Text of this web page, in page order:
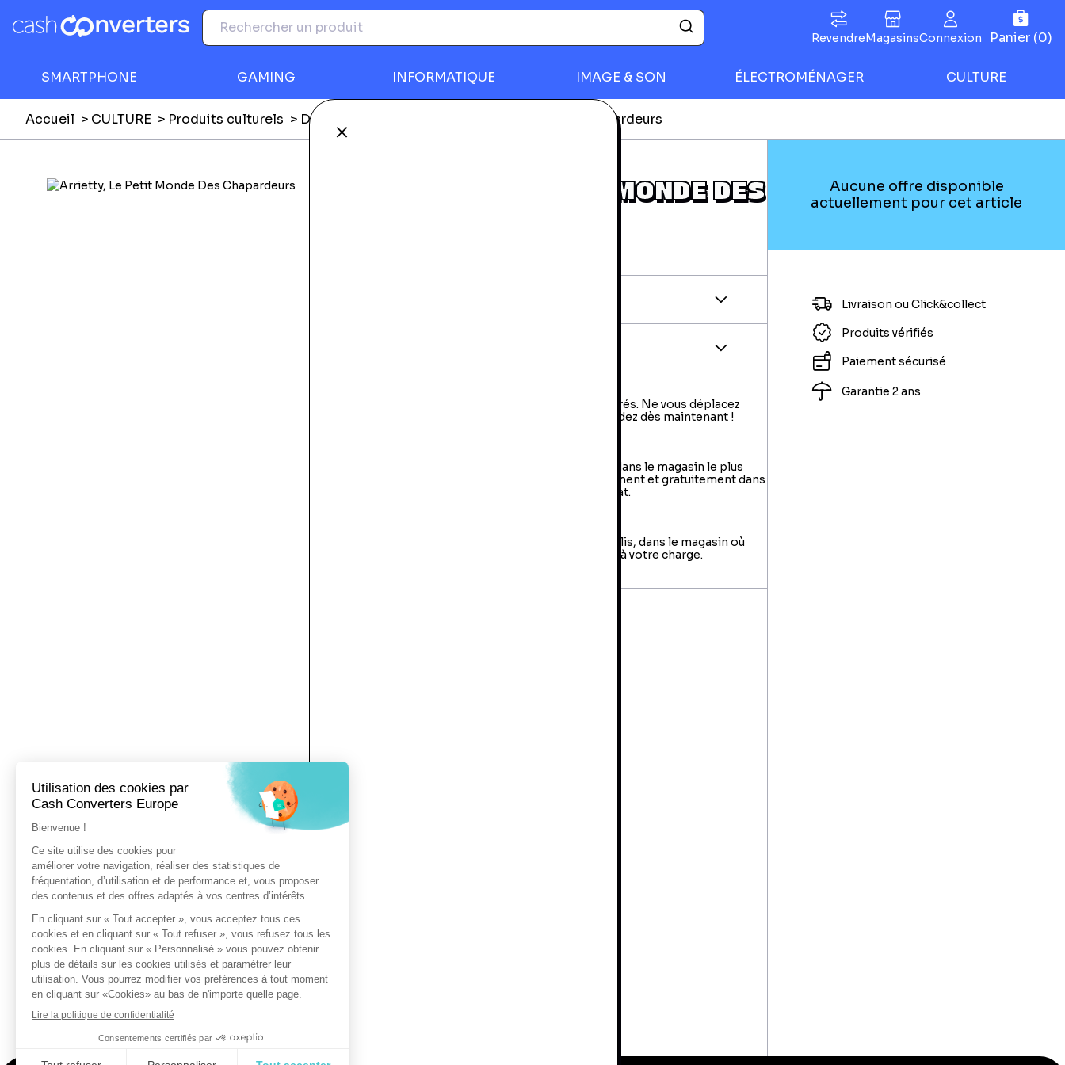
Panier (0)
RevendreMagasinsConnexion
SMARTPHONE GAMING INFORMATIQUE IMAGE & SON ÉLECTROMÉNAGER CULTURE
Fermer
Accueil CULTURE Produits culturels DVD, Blu-ray Arrietty, Le Petit Monde Des Chapardeurs
ARRIETTY, LE PETIT MONDE DES
Livraison à domicile : livraison sous 2 à 5 jours ouvrés. Ne vous déplacez
plus, votre colis arrive à votre domicile ! Commandez dès maintenant !
Le retrait en magasin : sélectionner vos produits dans le magasin le plus
proche de chez vous et retirer votre colis directement et gratuitement dans
le magasin au sein duquel vous avez effectué l’achat.
Vous avez jusqu'à 14 jours pour retourner votre colis, dans le magasin où
vous avez fait votre achat. Les frais de retour sont à votre charge.
Aucune offre disponible
actuellement pour cet article
Livraison ou Click&collect
Produits vérifiés
Paiement sécurisé
Garantie 2 ans